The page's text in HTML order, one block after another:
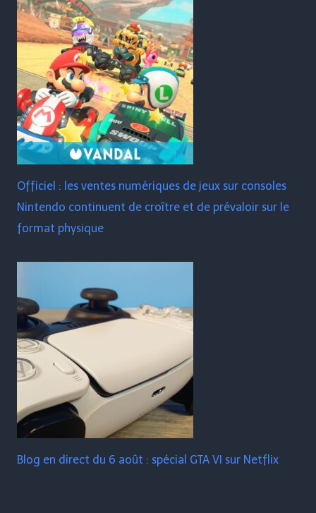
Officiel : les ventes numériques de jeux sur consoles
Nintendo continuent de croître et de prévaloir sur le
format physique
Blog en direct du 6 août : spécial GTA VI sur Netflix